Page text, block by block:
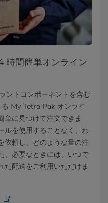
時間簡単オンライン
ントコンポーネントを含む
My Tetra Pak オンライ
単に見つけて注文できま
ルを使用することなく、わ
依頼し、どのような量の注
、必要なときには、いつで
た配送をご利用いただけま